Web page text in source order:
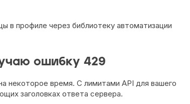
в профиле через библиотеку автоматизации
ошибку 429
некоторое время. С лимитами API для вашего
заголовках ответа сервера.